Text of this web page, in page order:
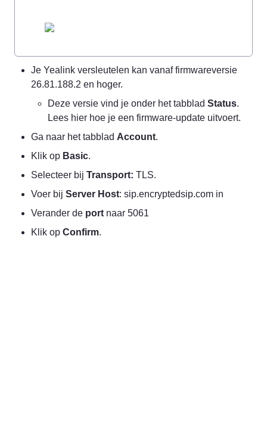
Je Yealink versleutelen kan vanaf firmwareversie
26.81.188.2 en hoger.
Deze versie vind je onder het tabblad Status.
Lees hier hoe je een firmware-update uitvoert.
Ga naar het tabblad Account.
Klik op Basic.
Selecteer bij Transport: TLS.
Voer bij Server Host: sip.encryptedsip.com in
Verander de port naar 5061
Klik op Confirm.